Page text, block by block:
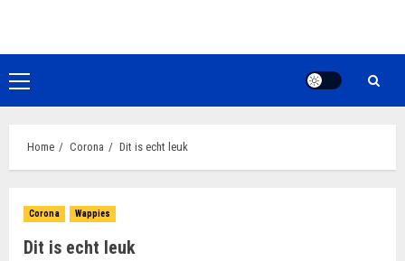
de
inhoudPrimair
menu
Home Corona Dit is echt leuk
Corona Wappies
Dit is echt leuk